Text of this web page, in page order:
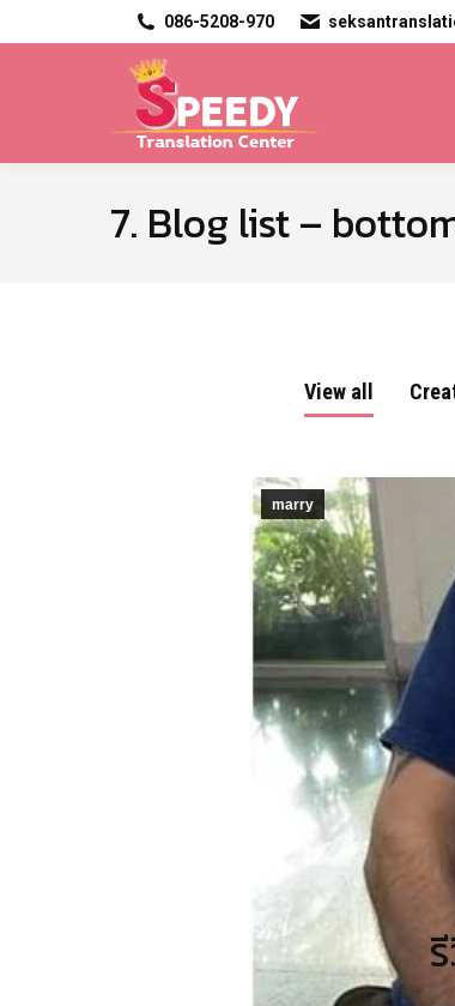
086-5208-970
7. Blog list –
View all
marry